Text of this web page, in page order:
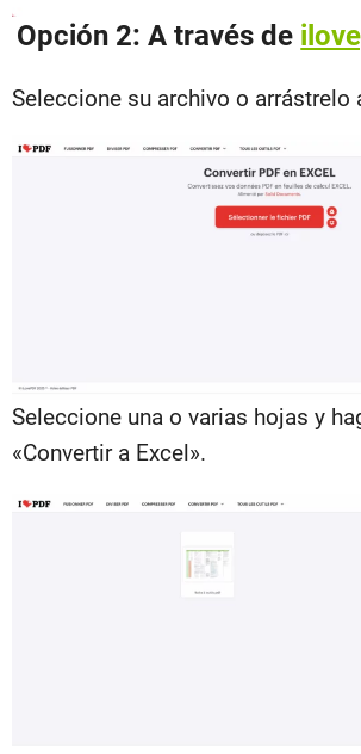
Opción 2: A través de
Seleccione su archivo o arrástrelo
Seleccione una o varias hojas y
«Convertir a Excel».